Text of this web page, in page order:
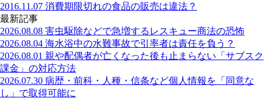
2016.11.07 消費期限切れの食品の販売は違法？
最新記事
2026.08.08 害虫駆除などで急増するレスキュー商法の恐怖
2026.08.04 海水浴中の水難事故で引率者は責任を負う？
2026.08.01 親や配偶者が亡くなった後も止まらない「サブスク
課金」の対応方法
2026.07.30 病歴・前科・人種・信条など個人情報を「同意な
し」で取得可能に